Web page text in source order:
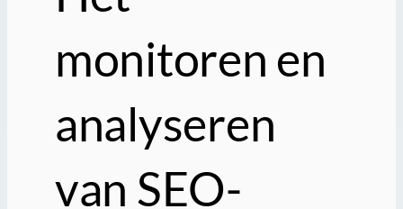
monitoren en
analyseren
van SEO-